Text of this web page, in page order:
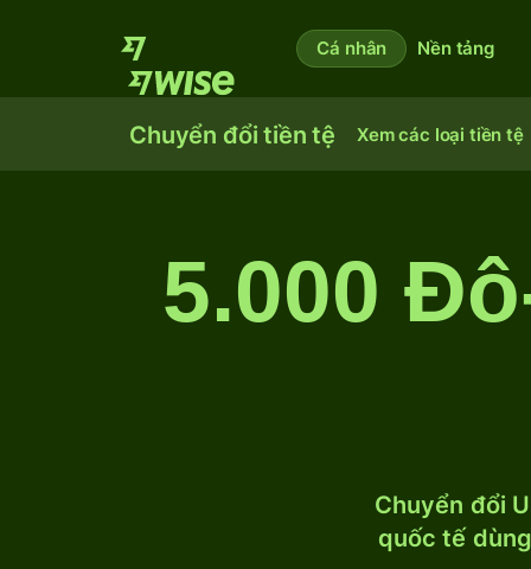
Cá nhân Nền tảng
Chuyển đổi tiền tệ Xem các loại tiền tệ
5.000
Chuyển đổi
quốc tế